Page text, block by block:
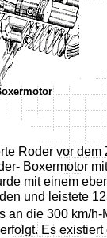
Roder vor dem
Boxermotor
mit einem
und leistete
an die 300 km/h-
Es